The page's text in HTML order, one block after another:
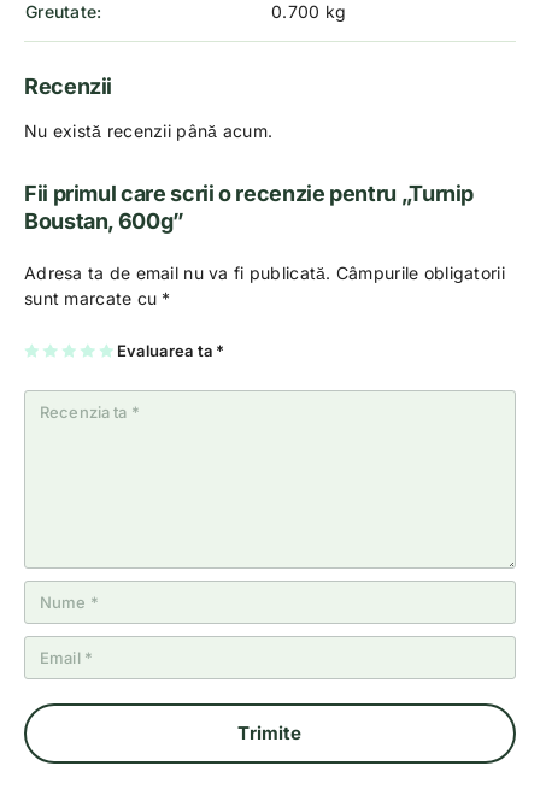
Greutate 0.700 kg
Recenzii
Nu există recenzii până acum.
Fii primul care scrii o recenzie pentru „Turnip
Boustan, 600g”
Adresa ta de email nu va fi publicată. Câmpurile obligatorii
sunt marcate cu *
Evaluarea ta *
U
n
2
5
st
el
3
5
st
el
4
5
st
el
5
5
st
el